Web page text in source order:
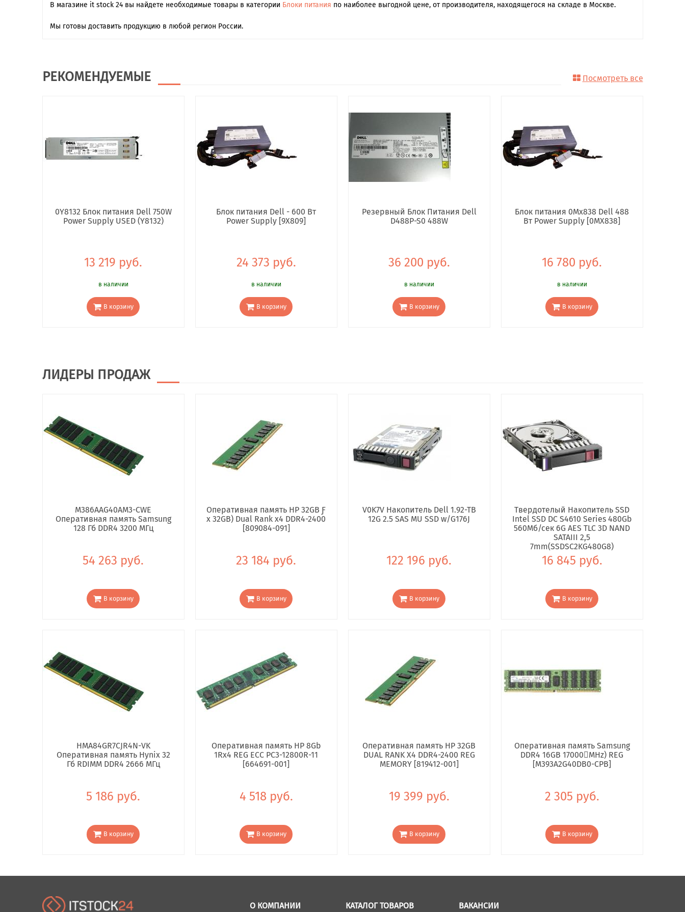
В магазине it stock 24 вы найдете необходимые товары в категории Блоки питания по наиболее выгодной цене, от производителя, находящегося на складе в Москве.
Мы готовы доставить продукцию в любой регион России.
РЕКОМЕНДУЕМЫЕ Посмотреть все
0Y8132 Блок питания Dell 750W
Power Supply USED (Y8132)
13 219 руб.
в наличии
В корзину
Блок питания Dell - 600 Вт
Power Supply [9X809]
24 373 руб.
в наличии
В корзину
Резервный Блок Питания Dell
D488P-S0 488W
36 200 руб.
в наличии
В корзину
Блок питания 0Mx838 Dell 488
Вт Power Supply [0MX838]
16 780 руб.
в наличии
В корзину
ЛИДЕРЫ ПРОДАЖ
M386AAG40AM3-CWE
Оперативная память Samsung
128 Гб DDR4 3200 МГц
54 263 руб.
В корзину
Оперативная память HP 32GB Ƒ
x 32GB) Dual Rank x4 DDR4-2400
[809084-091]
23 184 руб.
В корзину
V0K7V Накопитель Dell 1.92-TB
12G 2.5 SAS MU SSD w/G176J
122 196 руб.
В корзину
Твердотелый Накопитель SSD
Intel SSD DC S4610 Series 480Gb
560Мб/сек 6G AES TLC 3D NAND
SATAIII 2,5
7mm(SSDSC2KG480G8)
16 845 руб.
В корзину
HMA84GR7CJR4N-VK
Оперативная память Hynix 32
Гб RDIMM DDR4 2666 МГц
5 186 руб.
В корзину
Оперативная память HP 8Gb
1Rx4 REG ECC PC3-12800R-11
[664691-001]
4 518 руб.
В корзину
Оперативная память HP 32GB
DUAL RANK X4 DDR4-2400 REG
MEMORY [819412-001]
19 399 руб.
В корзину
Оперативная память Samsung
DDR4 16GB 17000񢋕MHz) REG
[M393A2G40DB0-CPB]
2 305 руб.
В корзину
О КОМПАНИИ КАТАЛОГ ТОВАРОВ ВАКАНСИИ